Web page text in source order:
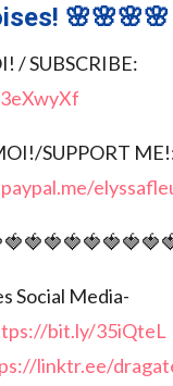
🌸🌸🌸🌸
/ SUBSCRIBE:
SUPPORT
Social Media-
bit.ly/35iQteL
linktr.ee/